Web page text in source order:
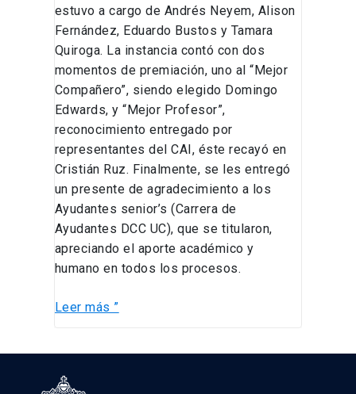
estuvo a cargo de Andrés Neyem, Alison
Fernández, Eduardo Bustos y Tamara
Quiroga. La instancia contó con dos
momentos de premiación, uno al “Mejor
Compañero”, siendo elegido Domingo
Edwards, y “Mejor Profesor”,
reconocimiento entregado por
representantes del CAI, éste recayó en
Cristián Ruz. Finalmente, se les entregó
un presente de agradecimiento a los
Ayudantes senior’s (Carrera de
Ayudantes DCC UC), que se titularon,
apreciando el aporte académico y
humano en todos los procesos.
Leer más ”